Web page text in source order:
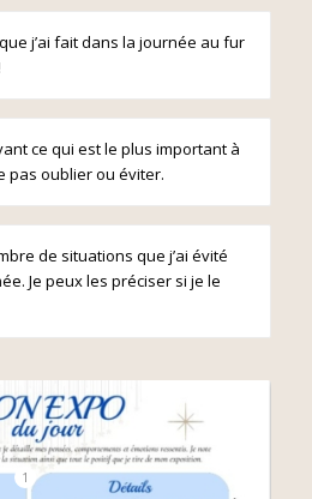
j’ai fait dans la journée au fur
ce qui est le plus important à
pas oublier ou éviter.
de situations que j’ai évité
Je peux les préciser si je le
1